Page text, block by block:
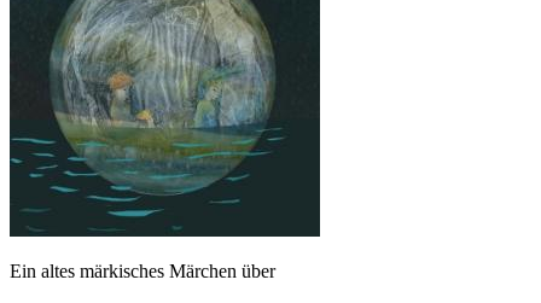
Ein altes märkisches Märchen über